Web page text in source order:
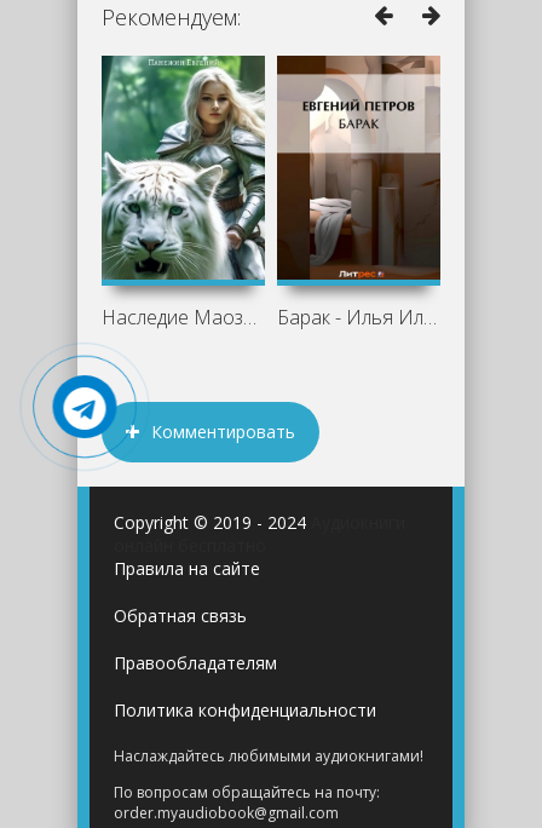
Рекомендуем:
Наследие Маозари 2 - Евгений Панежин Барак - Илья Ильф, Евгений Петров
Комментировать
Copyright © 2019 - 2024
Правила на сайте
Обратная связь
Правообладателям
Политика конфиденциальности
Наслаждайтесь любимыми аудиокнигами!
По вопросам обращайтесь на почту:
order.myaudiobook@gmail.com